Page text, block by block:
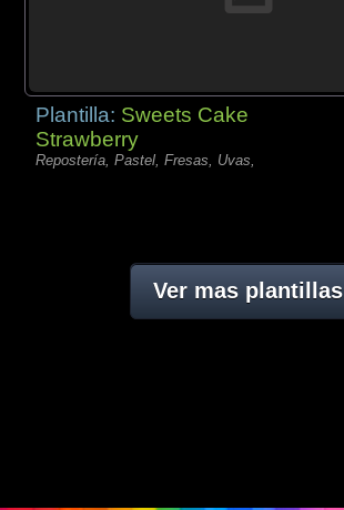
Plantilla: Sweets Cake
Strawberry
Repostería, Pastel, Fresas, Uvas,
Ver mas plantillas